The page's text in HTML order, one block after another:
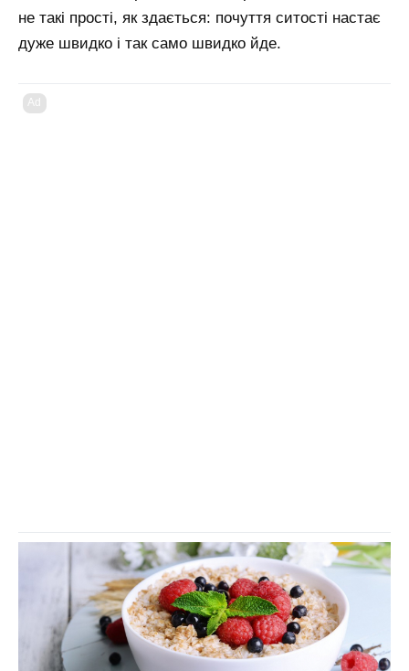
не такі прості, як здається: почуття ситості настає
дуже швидко і так само швидко йде.
Ad